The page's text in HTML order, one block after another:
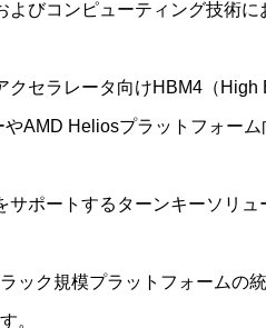
びコンピューティング技術
セラレータ向けHBM4（High
AMD Heliosプラットフォーム
ポートするターンキーソリ
ック規模プラットフォームの
。